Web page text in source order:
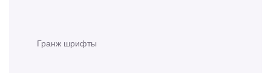
Гранж шрифты